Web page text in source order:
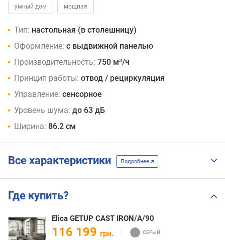
умный дом мощная
Тип: настольная (в столешницу)
Оформление: с выдвижной панелью
Производительность: 750 м³/ч
Принцип работы: отвод / рециркуляция
Управление: сенсорное
Уровень шума: до 63 дБ
Ширина: 86.2 см
Все характеристики Подробнее
Где купить?
Elica GETUP CAST IRON/A/90
116 199 грн.